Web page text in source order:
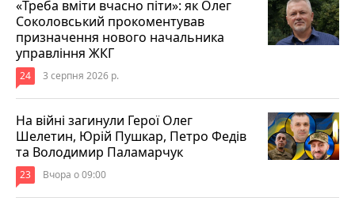
«Треба вміти вчасно піти»: як Олег
Соколовський прокоментував
призначення нового начальника
управління ЖКГ
24 3 серпня 2026 р.
На війні загинули Герої Олег
Шелетин, Юрій Пушкар, Петро Федів
та Володимир Паламарчук
23 Вчора о 09:00